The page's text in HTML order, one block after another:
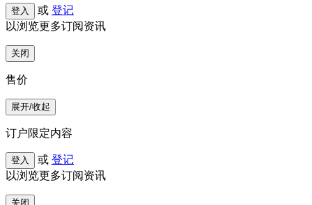
登入 或 登记
以浏览更多订阅资讯
关闭
售价
展开/收起
订户限定内容
登入 或 登记
以浏览更多订阅资讯
关闭